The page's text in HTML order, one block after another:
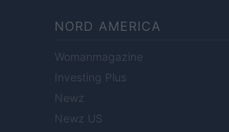
NORD AMERICA
Womanmagazine
Investing Plus
Newz
Newz US